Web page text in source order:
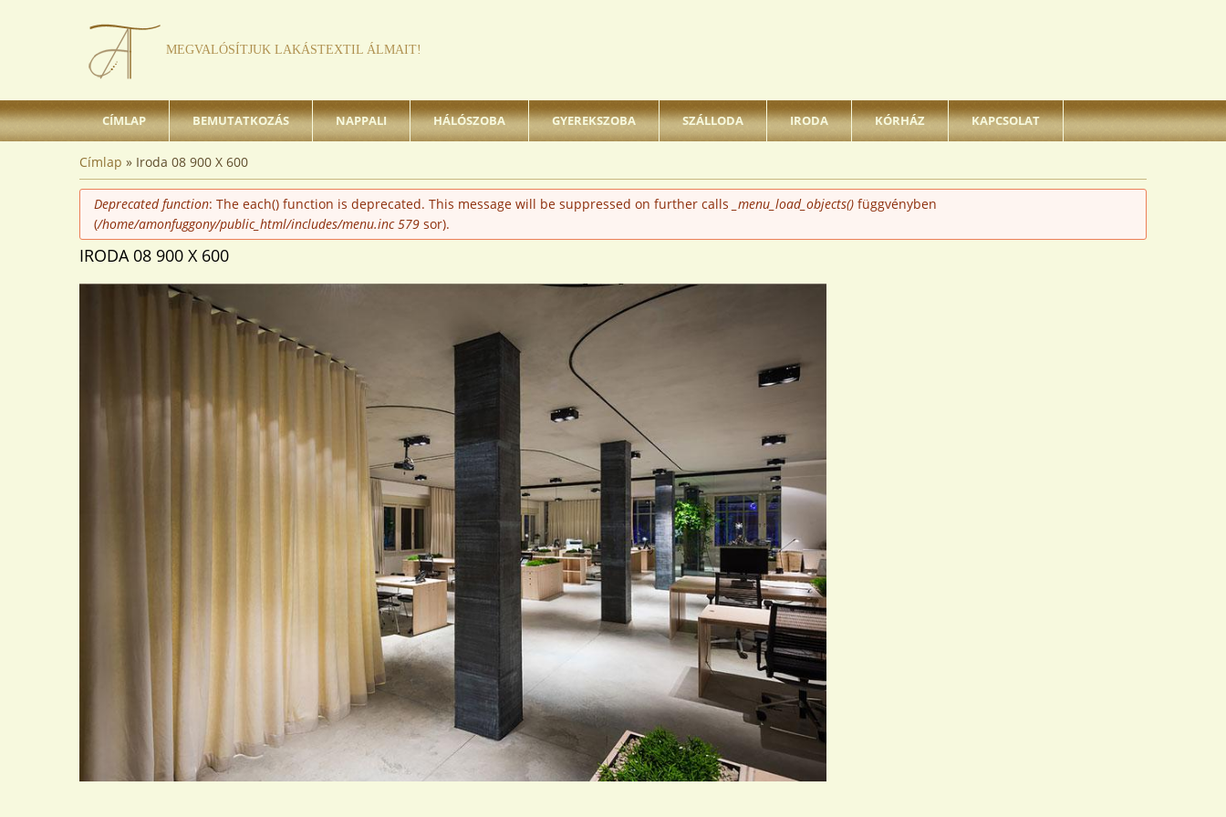
MEGVALÓSÍTJUK LAKÁSTEXTIL ÁLMAIT!
CÍMLAP BEMUTATKOZÁS NAPPALI HÁLÓSZOBA GYEREKSZOBA SZÁLLODA IRODA KÓRHÁZ KAPCSOLAT
JELENLEGI HELY
Címlap » Iroda 08 900 X 600
HIBAÜZENET
Deprecated function: The each() function is deprecated. This message will be suppressed on further calls _menu_load_objects() függvényben
(/home/amonfuggony/public_html/includes/menu.inc 579 sor).
IRODA 08 900 X 600